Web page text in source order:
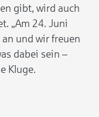
gibt, wird auch
„Am 24. Juni
und wir freuen
dabei sein –
Kluge.